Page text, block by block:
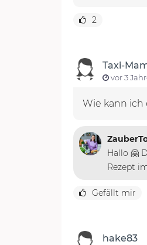
2
Taxi-
vor 3
Wie kann ich
Hallo 🤗
Rezept
Gefällt mir
hake83